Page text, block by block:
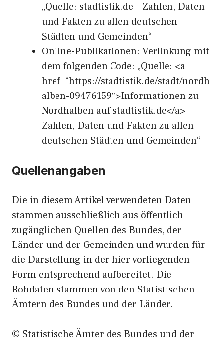
„Quelle: stadtistik.de – Zahlen, Daten
und Fakten zu allen deutschen
Städten und Gemeinden“
Online-Publikationen: Verlinkung mit
dem folgenden Code: „Quelle: <a
href=“https://stadtistik.de/stadt/nordh
alben-09476159″>Informationen zu
Nordhalben auf stadtistik.de</a> –
Zahlen, Daten und Fakten zu allen
deutschen Städten und Gemeinden“
Quellenangaben
Die in diesem Artikel verwendeten Daten
stammen ausschließlich aus öffentlich
zugänglichen Quellen des Bundes, der
Länder und der Gemeinden und wurden für
die Darstellung in der hier vorliegenden
Form entsprechend aufbereitet. Die
Rohdaten stammen von den Statistischen
Ämtern des Bundes und der Länder.
© Statistische Ämter des Bundes und der